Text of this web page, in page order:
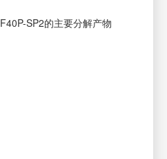
SP2的主要分解产物